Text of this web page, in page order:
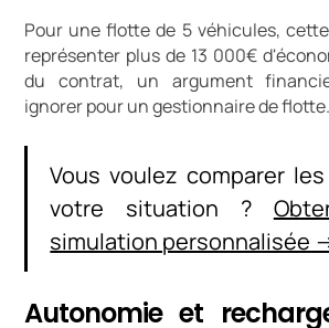
Pour une flotte de 5 véhicules,
représenter plus de 13 000€
du contrat, un argument
ignorer pour un gestionnaire de flotte.
Vous voulez comparer
votre situation ?
simulation personnalisée
Autonomie et